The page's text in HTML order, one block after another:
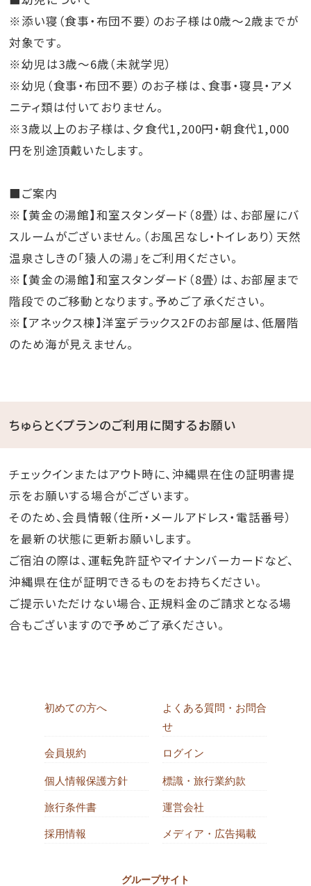
※添い寝（食事・布団不要）のお子様は0歳～2歳までが
対象です。
※幼児は3歳～6歳（未就学児）
※幼児（食事・布団不要）のお子様は、食事・寝具・アメ
ニティ類は付いておりません。
※3歳以上のお子様は、夕食代1,200円・朝食代1,000
円を別途頂戴いたします。
■ご案内
※【黄金の湯館】和室スタンダード（8畳）は、お部屋にバ
スルームがございません。（お風呂なし・トイレあり）天然
温泉さしきの「猿人の湯」をご利用ください。
※【黄金の湯館】和室スタンダード（8畳）は、お部屋まで
階段でのご移動となります。予めご了承ください。
※【アネックス棟】洋室デラックス2Fのお部屋は、低層階
のため海が見えません。
ちゅらとくプランのご利用に関するお願い
チェックインまたはアウト時に、沖縄県在住の証明書提
示をお願いする場合がございます。
そのため、会員情報（住所・メールアドレス・電話番号）
を最新の状態に更新お願いします。
ご宿泊の際は、運転免許証やマイナンバーカードなど、
沖縄県在住が証明できるものをお持ちください。
ご提示いただけない場合、正規料金のご請求となる場
合もございますので予めご了承ください。
初めての方へ
よくある質問・お問合
せ
会員規約 ログイン
個人情報保護方針 標識・旅行業約款
旅行条件書 運営会社
採用情報 メディア・広告掲載
グループサイト